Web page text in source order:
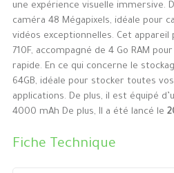
une expérience visuelle immersive.
caméra 48 Mégapixels, idéale pour
vidéos exceptionnelles. Cet appareil
710F, accompagné de 4 Go RAM
rapide. En ce qui concerne le
64GB, idéale pour stocker toutes
applications. De plus, il est équipé
4000 mAh De plus, Il a été lancé le
Fiche Technique